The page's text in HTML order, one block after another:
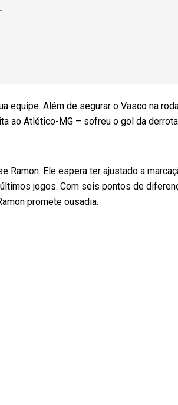
equipe. Além de segurar o Vasco na
ao Atlético-MG – sofreu o gol da
Ramon. Ele espera ter ajustado a
jogos. Com seis pontos de
promete ousadia.